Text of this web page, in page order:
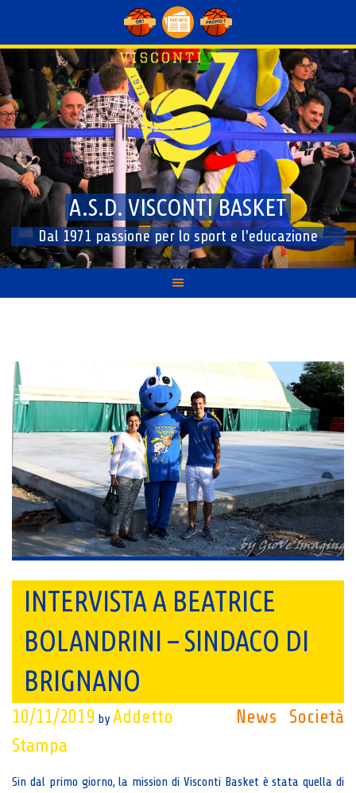
content
A.S.D. VISCONTI BASKET
Dal 1971 passione per lo sport e l'educazione
INTERVISTA A BEATRICE
BOLANDRINI – SINDACO DI
BRIGNANO
News Società
10/11/2019 by Addetto
Stampa
Sin dal primo giorno, la mission di Visconti Basket è stata quella di